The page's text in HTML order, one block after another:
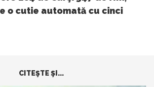
o cutie automată cu cinci
CITEŞTE ŞI...